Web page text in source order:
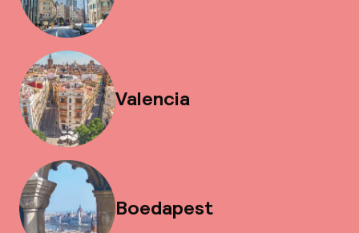
Valencia
Boedapest